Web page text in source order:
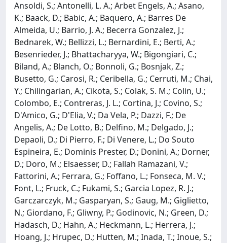
Ansoldi, S.; Antonelli, L. A.; Arbet Engels, A.; Asano,
K.; Baack, D.; Babic, A.; Baquero, A.; Barres De
Almeida, U.; Barrio, J. A.; Becerra Gonzalez, J.;
Bednarek, W.; Bellizzi, L.; Bernardini, E.; Berti, A.;
Besenrieder, J.; Bhattacharyya, W.; Bigongiari, C.;
Biland, A.; Blanch, O.; Bonnoli, G.; Bosnjak, Z.;
Busetto, G.; Carosi, R.; Ceribella, G.; Cerruti, M.; Chai,
Y.; Chilingarian, A.; Cikota, S.; Colak, S. M.; Colin, U.;
Colombo, E.; Contreras, J. L.; Cortina, J.; Covino, S.;
D'Amico, G.; D'Elia, V.; Da Vela, P.; Dazzi, F.; De
Angelis, A.; De Lotto, B.; Delfino, M.; Delgado, J.;
Depaoli, D.; Di Pierro, F.; Di Venere, L.; Do Souto
Espineira, E.; Dominis Prester, D.; Donini, A.; Dorner,
D.; Doro, M.; Elsaesser, D.; Fallah Ramazani, V.;
Fattorini, A.; Ferrara, G.; Foffano, L.; Fonseca, M. V.;
Font, L.; Fruck, C.; Fukami, S.; Garcia Lopez, R. J.;
Garczarczyk, M.; Gasparyan, S.; Gaug, M.; Giglietto,
N.; Giordano, F.; Gliwny, P.; Godinovic, N.; Green, D.;
Hadasch, D.; Hahn, A.; Heckmann, L.; Herrera, J.;
Hoang, J.; Hrupec, D.; Hutten, M.; Inada, T.; Inoue, S.;